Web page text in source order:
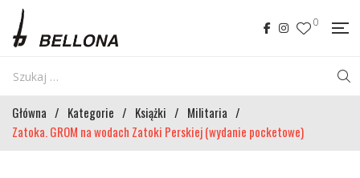
0
Główna / Kategorie / Książki / Militaria /
Zatoka. GROM na wodach Zatoki Perskiej (wydanie pocketowe)